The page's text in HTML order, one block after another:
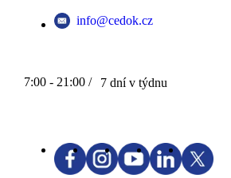
info@cedok.cz
7:00 - 21:00 / 7 dní v týdnu